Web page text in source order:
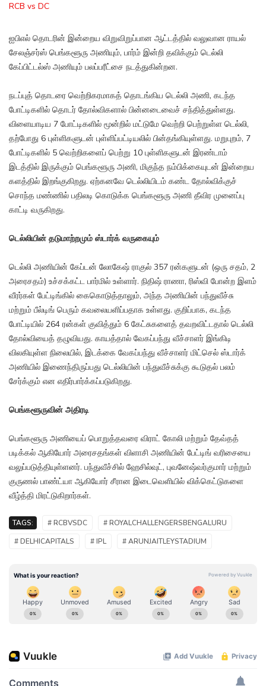
RCB vs DC
ஐபிஎல் தொடரின் இன்றைய விறுவிறுப்பான ஆட்டத்தில் வலுவான ராயல்
சேலஞ்சர்ஸ் பெங்களூரு அணியும், பார்ம் இன்றி தவிக்கும் டெல்லி
கேப்பிட்டல்ஸ் அணியும் பலப்பரீட்சை நடத்துகின்றன.
நடப்புத் தொடரை வெற்றிகரமாகத் தொடங்கிய டெல்லி அணி, கடந்த
போட்டிகளில் தொடர் தோல்விகளால் பின்னடைவைச் சந்தித்துள்ளது.
விளையாடிய 7 போட்டிகளில் மூன்றில் மட்டுமே வெற்றி பெற்றுள்ள டெல்லி,
தற்போது 6 புள்ளிகளுடன் புள்ளிப்பட்டியலில் பின்தங்கியுள்ளது. மறுபுறம், 7
போட்டிகளில் 5 வெற்றிகளைப் பெற்று 10 புள்ளிகளுடன் இரண்டாம்
இடத்தில் இருக்கும் பெங்களூரு அணி, மிகுந்த நம்பிக்கையுடன் இன்றைய
களத்தில் இறங்குகிறது. ஏற்கனவே டெல்லியிடம் கண்ட தோல்விக்குச்
சொந்த மண்ணில் பதிலடி கொடுக்க பெங்களூரு அணி தீவிர முனைப்பு
காட்டி வருகிறது.
டெல்லியின் தடுமாற்றமும் ஸ்டார்க் வருகையும்
டெல்லி அணியின் கேப்டன் லோகேஷ் ராகுல் 357 ரன்களுடன் (ஒரு சதம், 2
அரைசதம்) உச்சக்கட்ட பார்மில் உள்ளார். நிதிஷ் ராணா, ரிஸ்வி போன்ற இளம்
வீரர்கள் பேட்டிங்கில் கைகொடுத்தாலும், அந்த அணியின் பந்துவீச்சு
மற்றும் பீல்டிங் பெரும் கவலையளிப்பதாக உள்ளது. குறிப்பாக, கடந்த
போட்டியில் 264 ரன்கள் குவித்தும் 6 கேட்சுகளைத் தவறவிட்டதால் டெல்லி
தோல்வியைத் தழுவியது. காயத்தால் வேகப்பந்து வீச்சாளர் இங்கிடி
விலகியுள்ள நிலையில், இடக்கை வேகப்பந்து வீச்சாளர் மிட்செல் ஸ்டார்க்
அணியில் இணைந்திருப்பது டெல்லியின் பந்துவீச்சுக்கு கூடுதல் பலம்
சேர்க்கும் என எதிர்பார்க்கப்படுகிறது.
பெங்களூருவின் அதிரடி
பெங்களூரு அணியைப் பொறுத்தவரை விராட் கோலி மற்றும் தேவ்தத்
படிக்கல் ஆகியோர் அரைசதங்கள் விளாசி அணியின் பேட்டிங் வரிசையை
வலுப்படுத்தியுள்ளனர். பந்துவீச்சில் ஹேசில்வுட், புவனேஷ்வர்குமார் மற்றும்
குருணல் பாண்ட்யா ஆகியோர் சீரான இடைவெளியில் விக்கெட்டுகளை
வீழ்த்தி மிரட்டுகிறார்கள்.
TAGS: # RCBVSDC
# ROYALCHALLENGERSBENGALURU
# DELHICAPITALS
# IPL # ARUNJAITLEYSTADIUM